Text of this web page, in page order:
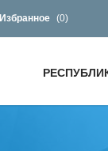
Избранное (0)